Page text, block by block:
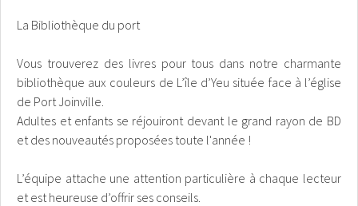
La Bibliothèque du port
Vous trouverez des livres pour tous dans notre charmante
bibliothèque aux couleurs de L’île d’Yeu située face à l’église
de Port Joinville.
Adultes et enfants se réjouiront devant le grand rayon de BD
et des nouveautés proposées toute l'année !
L’équipe attache une attention particulière à chaque lecteur
et est heureuse d’offrir ses conseils.